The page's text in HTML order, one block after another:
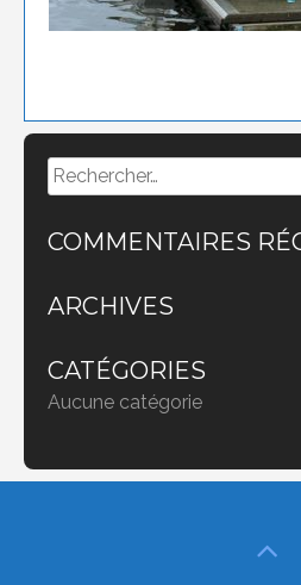
Rechercher :
COMMENTAIRES
ARCHIVES
CATÉGORIES
Aucune catégorie